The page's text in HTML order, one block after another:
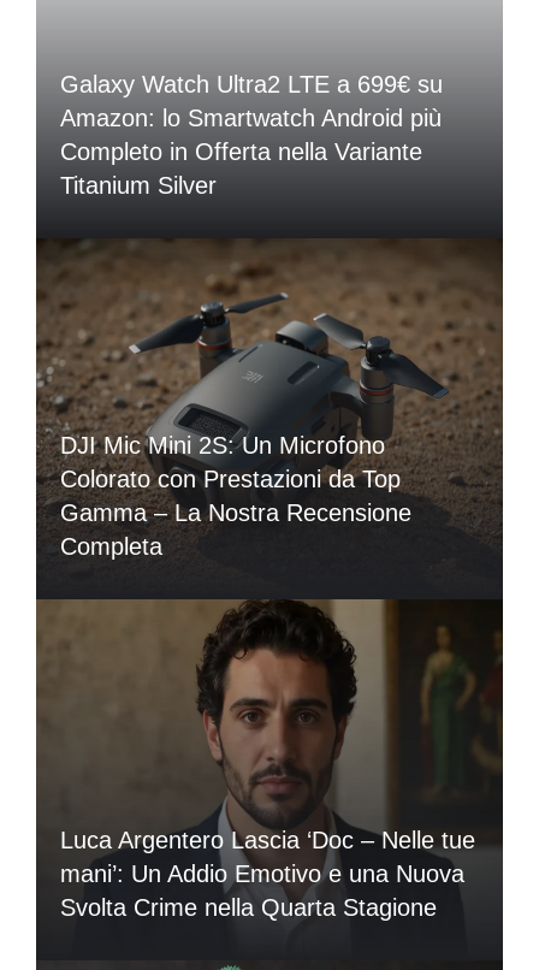
Galaxy Watch Ultra2 LTE a 699€ su
Amazon: lo Smartwatch Android più
Completo in Offerta nella Variante
Titanium Silver
DJI Mic Mini 2S: Un Microfono
Colorato con Prestazioni da Top
Gamma – La Nostra Recensione
Completa
Luca Argentero Lascia ‘Doc – Nelle tue
mani’: Un Addio Emotivo e una Nuova
Svolta Crime nella Quarta Stagione